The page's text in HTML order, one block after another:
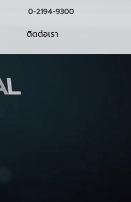
0-2194-9300
ติดต่อเรา